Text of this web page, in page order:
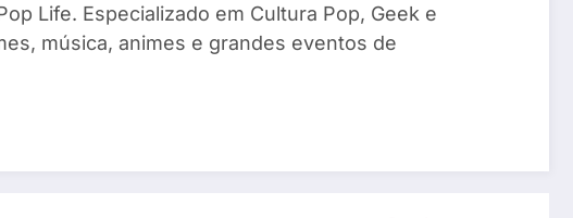
Life. Especializado em Cultura Pop, Geek e
música, animes e grandes eventos de